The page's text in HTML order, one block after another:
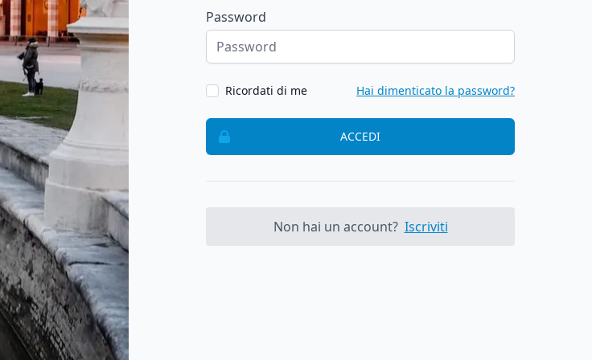
Password
Ricordati di me Hai dimenticato la password?
ACCEDI
Non hai un account? Iscriviti